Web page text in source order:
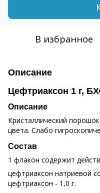
В избранное
Описание
Цефтриаксон 1 г,
Описание
Кристаллический
цвета. Слабо
Состав
1 флакон содержит
цефтриаксон натриевой
цефтриаксон - 1,0 г.